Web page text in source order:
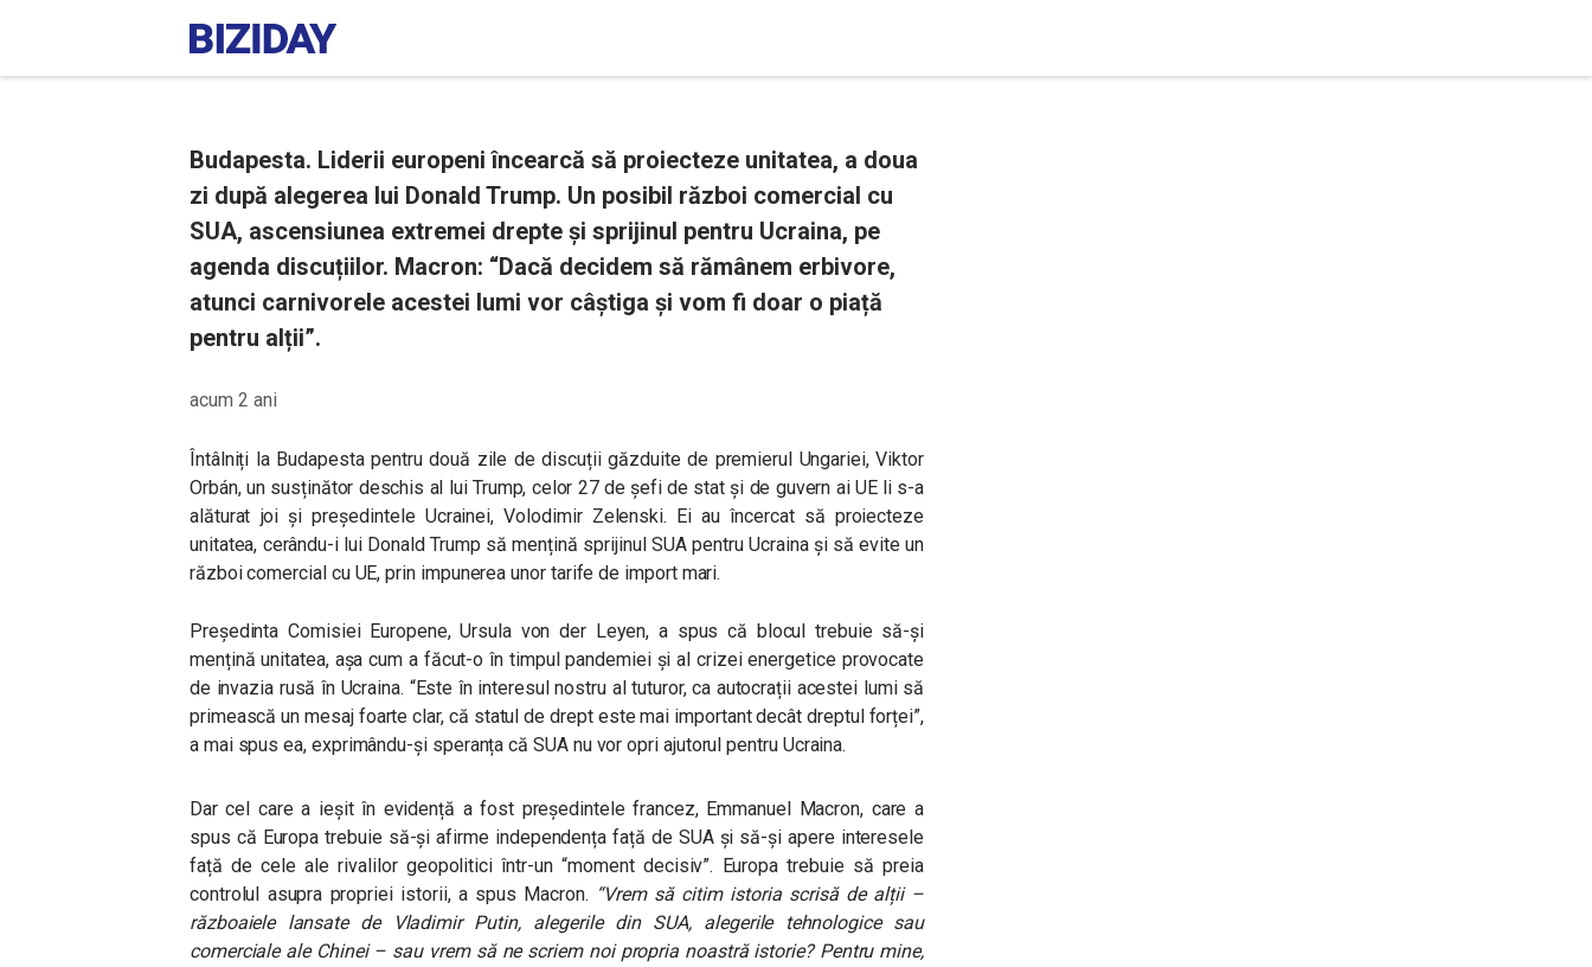
Budapesta. Liderii europeni încearcă să proiecteze unitatea, a doua
zi după alegerea lui Donald Trump. Un posibil război comercial cu
SUA, ascensiunea extremei drepte și sprijinul pentru Ucraina, pe
agenda discuțiilor. Macron: “Dacă decidem să rămânem erbivore,
atunci carnivorele acestei lumi vor câștiga și vom fi doar o piață
pentru alții”.
acum 2 ani
Întâlniți la Budapesta pentru două zile de discuții găzduite de premierul Ungariei, Viktor
Orbán, un susținător deschis al lui Trump, celor 27 de șefi de stat și de guvern ai UE li s-a
alăturat joi și președintele Ucrainei, Volodimir Zelenski. Ei au încercat să proiecteze
unitatea, cerându-i lui Donald Trump să mențină sprijinul SUA pentru Ucraina și să evite un
război comercial cu UE, prin impunerea unor tarife de import mari.
Președinta Comisiei Europene, Ursula von der Leyen, a spus că blocul trebuie să-și
mențină unitatea, așa cum a făcut-o în timpul pandemiei și al crizei energetice provocate
de invazia rusă în Ucraina. “Este în interesul nostru al tuturor, ca autocrații acestei lumi să
primească un mesaj foarte clar, că statul de drept este mai important decât dreptul forței”,
a mai spus ea, exprimându-și speranța că SUA nu vor opri ajutorul pentru Ucraina.
Dar cel care a ieșit în evidență a fost președintele francez, Emmanuel Macron, care a
spus că Europa trebuie să-și afirme independența față de SUA și să-și apere interesele
față de cele ale rivalilor geopolitici într-un “moment decisiv”. Europa trebuie să preia
controlul asupra propriei istorii, a spus Macron. “Vrem să citim istoria scrisă de alții –
războaiele lansate de Vladimir Putin, alegerile din SUA, alegerile tehnologice sau
comerciale ale Chinei – sau vrem să ne scriem noi propria noastră istorie? Pentru mine,